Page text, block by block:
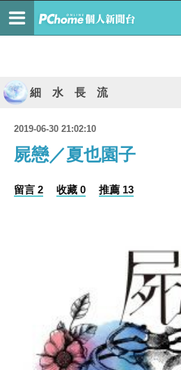
細 水 長 流
2019-06-30 21:02:10
屍戀／夏也園子
留言 2 收藏 0 推薦 13